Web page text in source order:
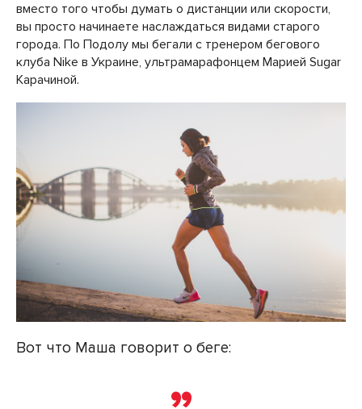
Экипировка
Женщинам
вместо того чтобы думать о дистанции или скорости,
вы просто начинаете наслаждаться видами старого
города. По Подолу мы бегали с тренером бегового
клуба Nike в Украине, ультрамарафонцем Марией Sugar
Карачиной.
Вот что Маша говорит о беге: